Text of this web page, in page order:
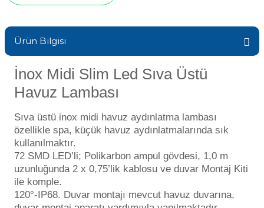
e Pool Expert
Havuz Filtre
Havuz Kış Kimyasalı
Kalsiyum Hipoklorit
Süper Pool
Endüstriyel Blower
Ayak Havuzu
Bahçe Havuz
Ürün Bilgisi
İnox Midi Slim Led Sıva Üstü
Havuz Lambası
Sıva üstü inox midi havuz aydınlatma lambası
özellikle spa, küçük havuz aydınlatmalarında sık
kullanılmaktır.
72 SMD LED’li; Polikarbon ampul gövdesi, 1,0 m
uzunluğunda 2 x 0,75’lik kablosu ve duvar Montaj Kiti
ile komple.
120°-IP68. Duvar montajı mevcut havuz duvarına,